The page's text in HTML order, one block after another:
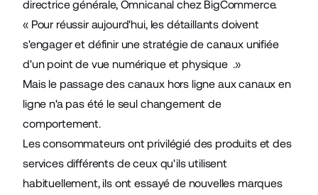
directrice générale, Omnicanal chez BigCommerce.
« Pour réussir aujourd'hui, les détaillants doivent
s'engager et définir une stratégie de canaux unifiée
d'un point de vue numérique et physique .»
Mais le passage des canaux hors ligne aux canaux en
ligne n'a pas été le seul changement de
comportement.
Les consommateurs ont privilégié des produits et des
services différents de ceux qu'ils utilisent
habituellement, ils ont essayé de nouvelles marques